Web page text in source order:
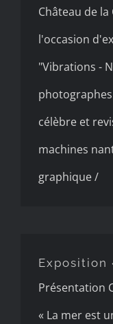
Château de
l'occasion
"Vibrations -
célèbre et
machines
graphique /
Exposition
Présentation
« La mer est